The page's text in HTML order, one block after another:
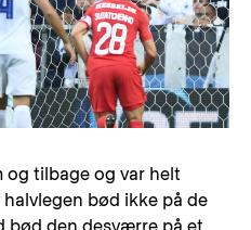
og tilbage og var helt
bød ikke på de